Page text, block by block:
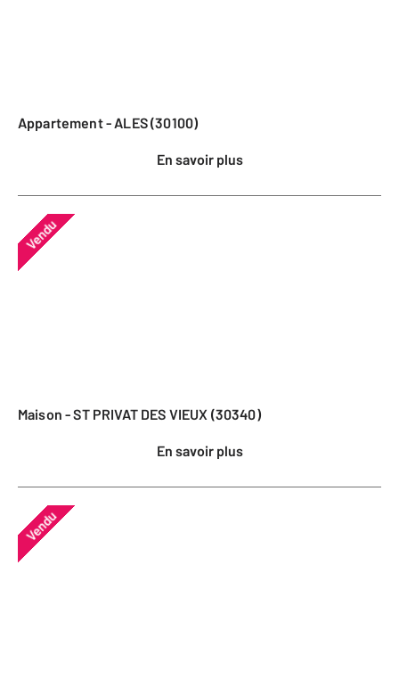
Appartement - ALES (30100)
En savoir plus
Vendu
Maison - ST PRIVAT DES VIEUX (30340)
En savoir plus
Vendu